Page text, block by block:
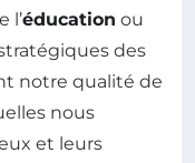
l’éducation ou
des
notre qualité de
nous
et leurs